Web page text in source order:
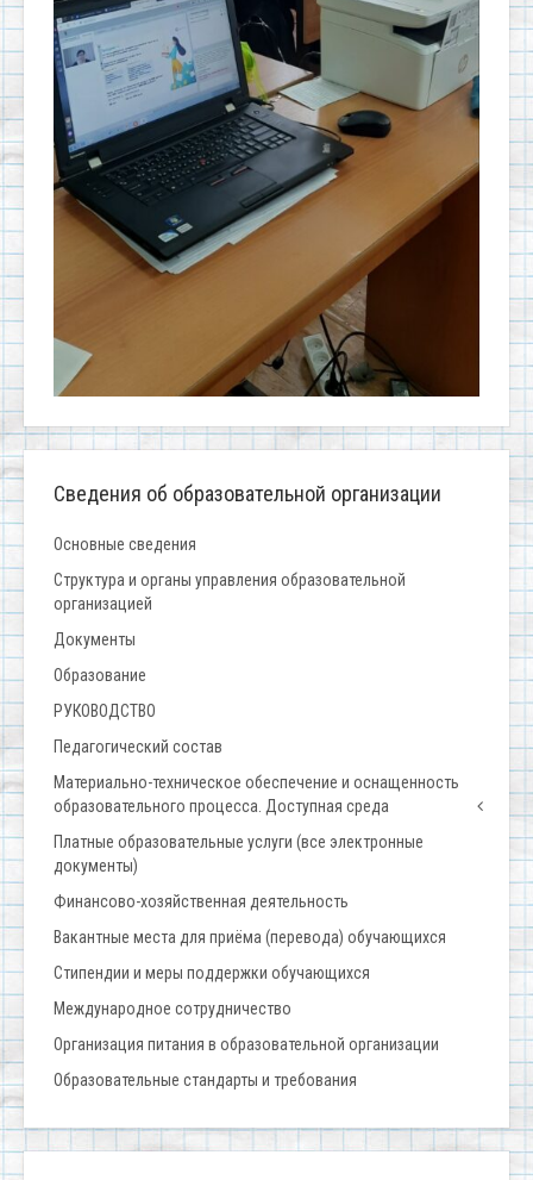
Сведения об образовательной организации
Основные сведения
Структура и органы управления образовательной
организацией
Документы
Образование
РУКОВОДСТВО
Педагогический состав
Материально-техническое обеспечение и оснащенность
образовательного процесса. Доступная среда
Платные образовательные услуги (все электронные
документы)
Финансово-хозяйственная деятельность
Вакантные места для приёма (перевода) обучающихся
Стипендии и меры поддержки обучающихся
Международное сотрудничество
Организация питания в образовательной организации
Образовательные стандарты и требования